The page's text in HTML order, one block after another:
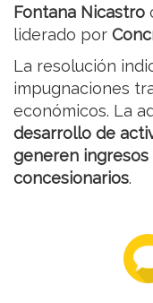
Fontana Nicastro
liderado por
La resolución
impugnaciones
económicos. La
desarrollo de
generen
concesionarios.